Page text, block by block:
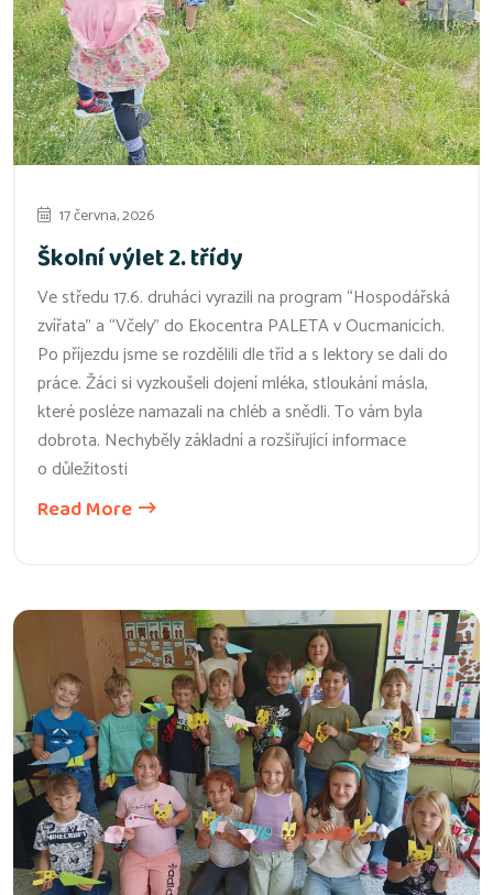
17 června, 2026
Školní výlet 2. třídy
Ve středu 17.6. druháci vyrazili na program “Hospodářská
zvířata” a “Včely” do Ekocentra PALETA v Oucmanicích.
Po příjezdu jsme se rozdělili dle tříd a s lektory se dali do
práce. Žáci si vyzkoušeli dojení mléka, stloukání másla,
které posléze namazali na chléb a snědli. To vám byla
dobrota. Nechyběly základní a rozšiřující informace
o důležitosti
Read More